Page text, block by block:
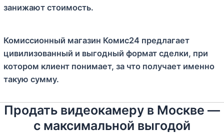
занижают стоимость.
Комиссионный магазин Комис24 предлагает
цивилизованный и выгодный формат сделки, при
котором клиент понимает, за что получает именно
такую сумму.
Продать видеокамеру в Москве —
с максимальной выгодой